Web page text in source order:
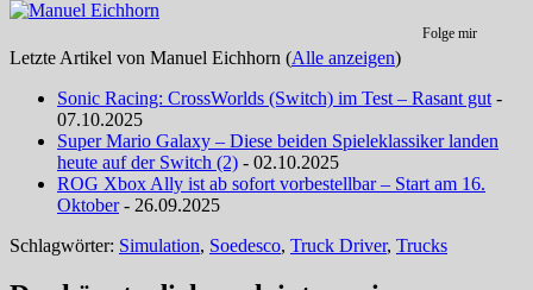
Folge mir
Letzte Artikel von Manuel Eichhorn (Alle anzeigen)
Sonic Racing: CrossWorlds (Switch) im Test – Rasant gut -
07.10.2025
Super Mario Galaxy – Diese beiden Spieleklassiker landen
heute auf der Switch (2) - 02.10.2025
ROG Xbox Ally ist ab sofort vorbestellbar – Start am 16.
Oktober- 26.09.2025
Schlagwörter: Simulation, Soedesco, Truck Driver, Trucks